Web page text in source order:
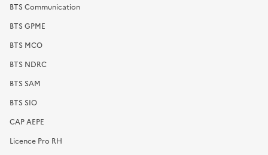
BTS Communication
BTS GPME
BTS MCO
BTS NDRC
BTS SAM
BTS SIO
CAP AEPE
Licence Pro RH